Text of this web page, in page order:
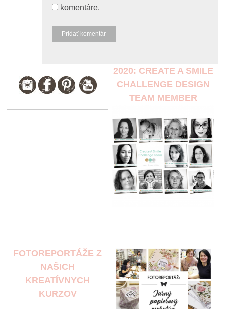
komentáre.
2020: CREATE A SMILE
CHALLENGE DESIGN
TEAM MEMBER
FOTOREPORTÁŽE Z
NAŠICH
KREATÍVNYCH
KURZOV